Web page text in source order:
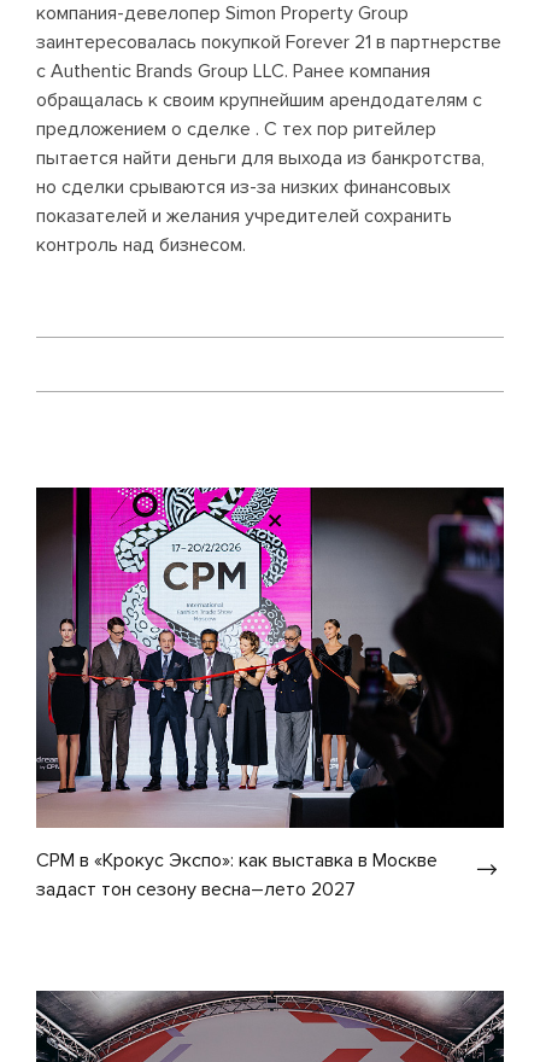
компания-девелопер Simon Property Group
заинтересовалась покупкой Forever 21 в партнерстве
с Authentic Brands Group LLC. Ранее компания
обращалась к своим крупнейшим арендодателям с
предложением о сделке . С тех пор ритейлер
пытается найти деньги для выхода из банкротства,
но сделки срываются из-за низких финансовых
показателей и желания учредителей сохранить
контроль над бизнесом.
CPM в «Крокус Экспо»: как выставка в Москве
задаст тон сезону весна–лето 2027